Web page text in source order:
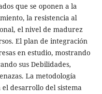
que se oponen a la
la resistencia al
el nivel de madurez
El plan de integración
en estudio, mostrando
sus Debilidades,
La metodología
desarrollo del sistema